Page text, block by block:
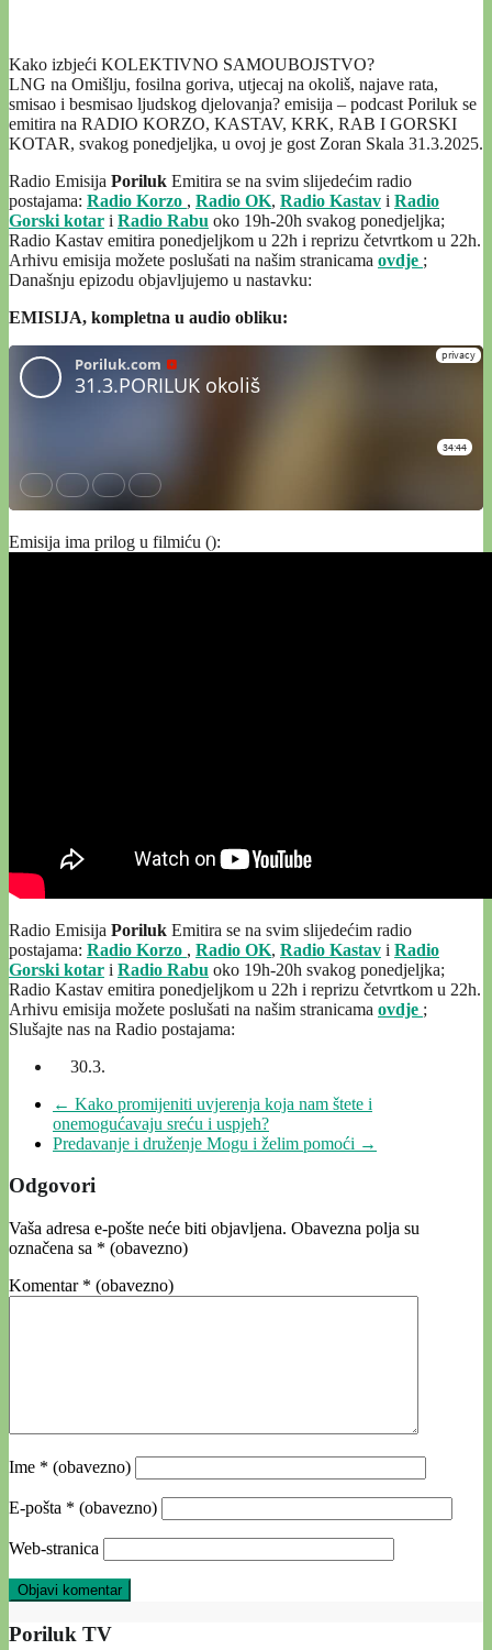
Kako izbjeći KOLEKTIVNO SAMOUBOJSTVO?
LNG na Omišlju, fosilna goriva, utjecaj na okoliš, najave rata,
smisao i besmisao ljudskog djelovanja? emisija – podcast Poriluk se
emitira na RADIO KORZO, KASTAV, KRK, RAB I GORSKI
KOTAR, svakog ponedjeljka, u ovoj je gost Zoran Skala 31.3.2025.
Radio Emisija Poriluk Emitira se na svim slijedećim radio
postajama: Radio Korzo , Radio OK, Radio Kastav i Radio
Gorski kotar i Radio Rabu oko 19h-20h svakog ponedjeljka;
Radio Kastav emitira ponedjeljkom u 22h i reprizu četvrtkom u 22h.
Arhivu emisija možete poslušati na našim stranicama ovdje ;
Današnju epizodu objavljujemo u nastavku:
EMISIJA, kompletna u audio obliku:
Emisija ima prilog u filmiću ():
Radio Emisija Poriluk Emitira se na svim slijedećim radio
postajama: Radio Korzo , Radio OK, Radio Kastav i Radio
Gorski kotar i Radio Rabu oko 19h-20h svakog ponedjeljka;
Radio Kastav emitira ponedjeljkom u 22h i reprizu četvrtkom u 22h.
Arhivu emisija možete poslušati na našim stranicama ovdje ;
Slušajte nas na Radio postajama:
30.3.
← Kako promijeniti uvjerenja koja nam štete i
onemogućavaju sreću i uspjeh?
Predavanje i druženje Mogu i želim pomoći →
Odgovori
Vaša adresa e-pošte neće biti objavljena. Obavezna polja su
označena sa * (obavezno)
Komentar * (obavezno)
Ime * (obavezno)
E-pošta * (obavezno)
Web-stranica
Poriluk TV